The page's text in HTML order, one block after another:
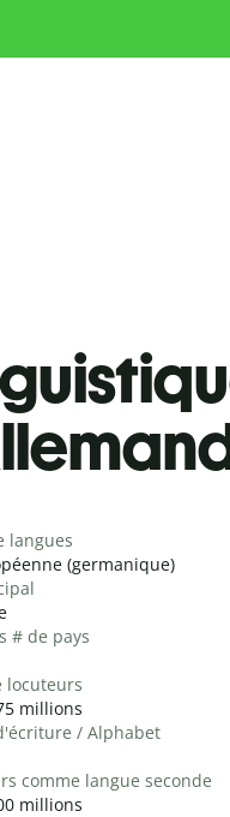
langues
(germanique)
# de pays
locuteurs
millions
/ Alphabet
comme langue seconde
millions